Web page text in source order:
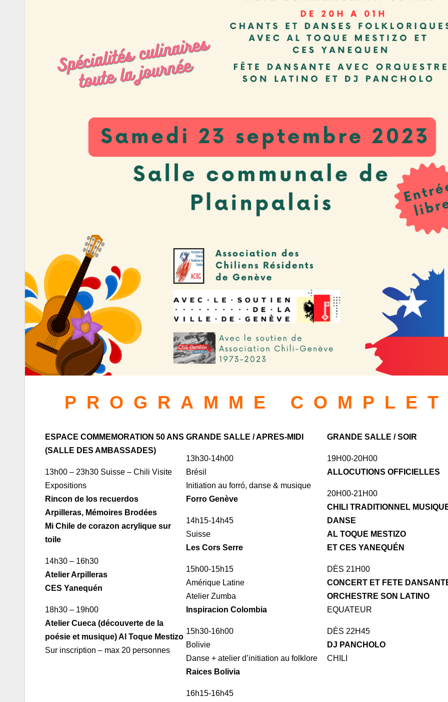
PROGRAMME COMPLET
ESPACE COMMEMORATION 50 ANS
(SALLE DES AMBASSADES)
13h00 – 23h30 Suisse – Chili Visite
Expositions
Rincon de los recuerdos
Arpilleras, Mémoires Brodées
Mi Chile de corazon acrylique sur
toile
14h30 – 16h30
Atelier Arpilleras
CES Yanequén
18h30 – 19h00
Atelier Cueca (découverte de la
poésie et musique) Al Toque Mestizo
Sur inscription – max 20 personnes
GRANDE SALLE / APRES-MIDI
13h30-14h00
Brésil
Initiation au forró, danse & musique
Forro Genève
14h15-14h45
Suisse
Les Cors Serre
15h00-15h15
Amérique Latine
Atelier Zumba
Inspiracion Colombia
15h30-16h00
Bolivie
Danse + atelier d’initiation au folklore
Raices Bolivia
16h15-16h45
GRANDE SALLE / SOIR
19H00-20H00
ALLOCUTIONS OFFICIELLES
20H00-21H00
CHILI TRADITIONNEL
DANSE
AL TOQUE MESTIZO
ET CES YANEQUÉN
DÈS 21H00
CONCERT ET FETE
ORCHESTRE SON LATINO
EQUATEUR
DÈS 22H45
DJ PANCHOLO
CHILI